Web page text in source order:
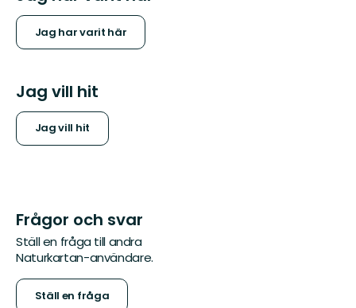
Jag har varit här
Jag vill hit
Jag vill hit
Frågor och svar
Ställ en fråga till andra
Naturkartan-användare.
Ställ en fråga